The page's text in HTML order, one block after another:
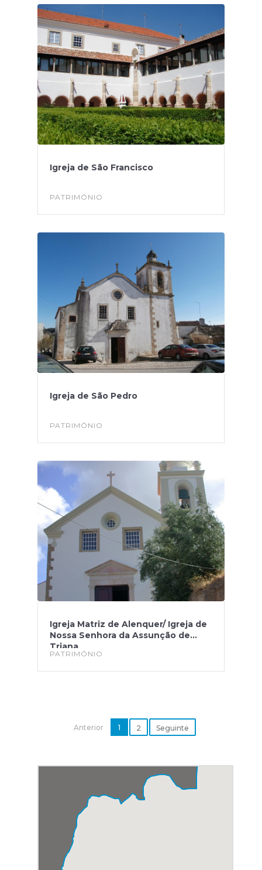
Igreja de São Francisco
PATRIMÓNIO
Igreja de São Pedro
PATRIMÓNIO
Igreja Matriz de Alenquer/ Igreja de
Nossa Senhora da Assunção de
Triana
PATRIMÓNIO
Anterior 1 2 Seguinte